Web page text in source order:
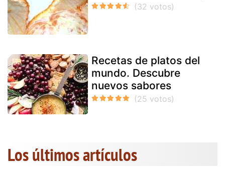
Recetas de platos del
mundo. Descubre
nuevos sabores
Los últimos artículos